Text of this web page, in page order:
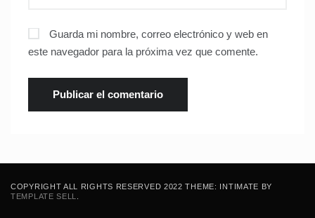
Guarda mi nombre, correo electrónico y web en
este navegador para la próxima vez que comente.
COPYRIGHT ALL RIGHTS RESERVED 2022 THEME: INTIMATE BY
TEMPLATE SELL